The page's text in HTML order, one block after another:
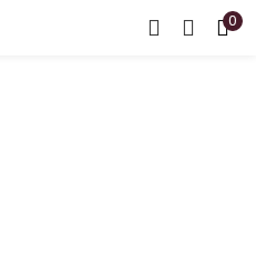
0
REGISTRUOTIS